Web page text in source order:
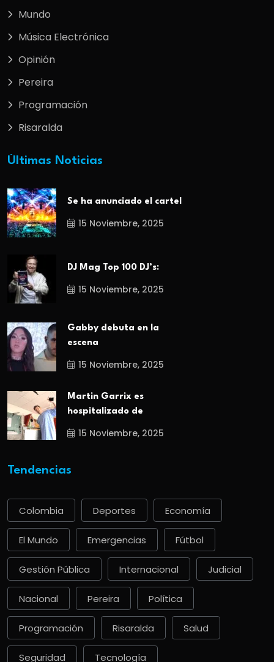
Mundo
Música Electrónica
Opinión
Pereira
Programación
Risaralda
Últimas Noticias
Se ha anunciado el cartel
15 Noviembre, 2025
DJ Mag Top 100 DJ’s:
15 Noviembre, 2025
Gabby debuta en la
escena
15 Noviembre, 2025
Martin Garrix es
hospitalizado de
15 Noviembre, 2025
Tendencias
Colombia Deportes Economía
El Mundo Emergencias Fútbol
Gestión Pública Internacional Judicial
Nacional Pereira Política
Programación Risaralda Salud
Seguridad Tecnología